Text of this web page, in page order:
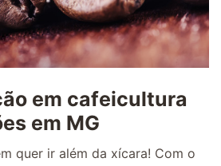
em cafeicultura
em MG
quer ir além da xícara! Com o